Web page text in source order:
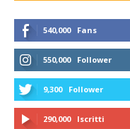
540,000 Fans
550,000 Follower
9,300 Follower
290,000 Iscritti